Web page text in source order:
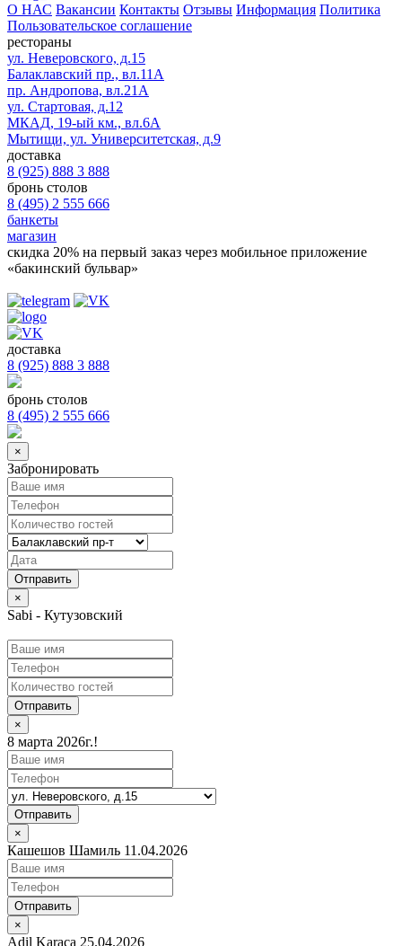
О НАС Вакансии Контакты Отзывы Информация Политика
Пользовательское соглашение
рестораны
ул. Неверовского, д.15
Балаклавский пр., вл.11А
пр. Андропова, вл.21А
ул. Стартовая, д.12
МКАД, 19-ый км., вл.6А
Мытищи, ул. Университетская, д.9
доставка
8 (925) 888 3 888
бронь столов
8 (495) 2 555 666
банкеты
магазин
скидка 20% на первый заказ через мобильное приложение
«бакинский бульвар»
доставка
8 (925) 888 3 888
бронь столов
8 (495) 2 555 666
×
Забронировать
×
Sabi - Кутузовский
Отправить
×
8 марта 2026г.!
Отправить
×
Кашешов Шамиль 11.04.2026
Отправить
×
Adil Karaca 25.04.2026